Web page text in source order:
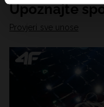
Upoznajte
Provjeri sve unose